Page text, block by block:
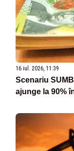
16 iul. 2026, 11:39
Scenariu
ajunge la 90%